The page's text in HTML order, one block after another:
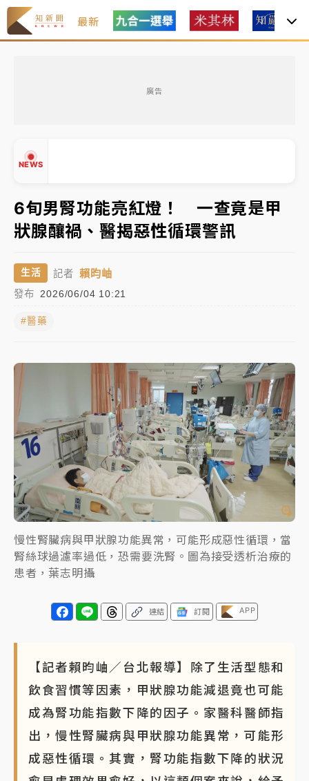
最新
廣告
NEWS
中信慈善基金會想增加董事人數！辜仲諒向法院聲請遭
駁 理由曝光
故宮《龍藏經》特展第2檔！今線上預約開賣一度塞車
周六起展出延長至晚上7時
台東農業處長涉圖利渡假村！東檢抗告成功 今重開羈
父親節泡湯了！中颱白海豚雨彈轟3天 「紅到發紫」降
雨熱區曝
暑假過三周才推「E宿新北打卡趣」！抽獎程序複雜 觀
中信慈善基金會想增加董事人數！辜仲諒向法院聲請遭
駁 理由曝光
故宮《龍藏經》特展第2檔！今線上預約開賣一度塞車
周六起展出延長至晚上7時
台東農業處長涉圖利渡假村！東檢抗告成功 今重開羈
押庭
父親節泡湯了！中颱白海豚雨彈轟3天 「紅到發紫」降
雨熱區曝
6旬男腎功能亮紅燈！ 一查竟是甲
狀腺釀禍、醫揭惡性循環警訊
生活 記者 賴昀岫
發布 2026/06/04 10:21
#醫藥
慢性腎臟病與甲狀腺功能異常，可能形成惡性循環，當
腎絲球過濾率過低，恐需要洗腎。圖為接受透析治療的
患者，葉志明攝
連結 訂閱 APP
【記者賴昀岫／台北報導】除了生活型態和
飲食習慣等因素，甲狀腺功能減退竟也可能
成為腎功能指數下降的因子。家醫科醫師指
出，慢性腎臟病與甲狀腺功能異常，可能形
成惡性循環。其實，腎功能指數下降的狀況